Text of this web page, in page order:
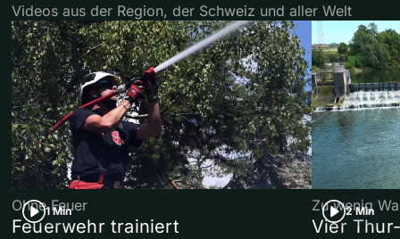
Videos aus der Region, der Schweiz und aller Welt
1 Min
Ohne Feuer
Feuerwehr trainiert
2 Min
Zu wenig
Vier